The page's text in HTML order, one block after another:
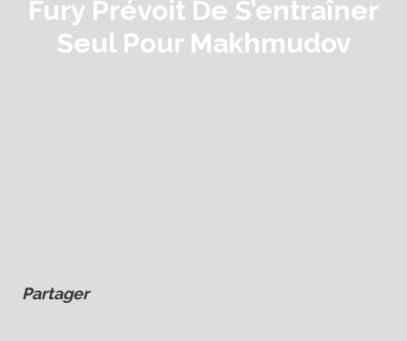
Fury Prévoit De S’entraîner
Seul Pour Makhmudov
Partager